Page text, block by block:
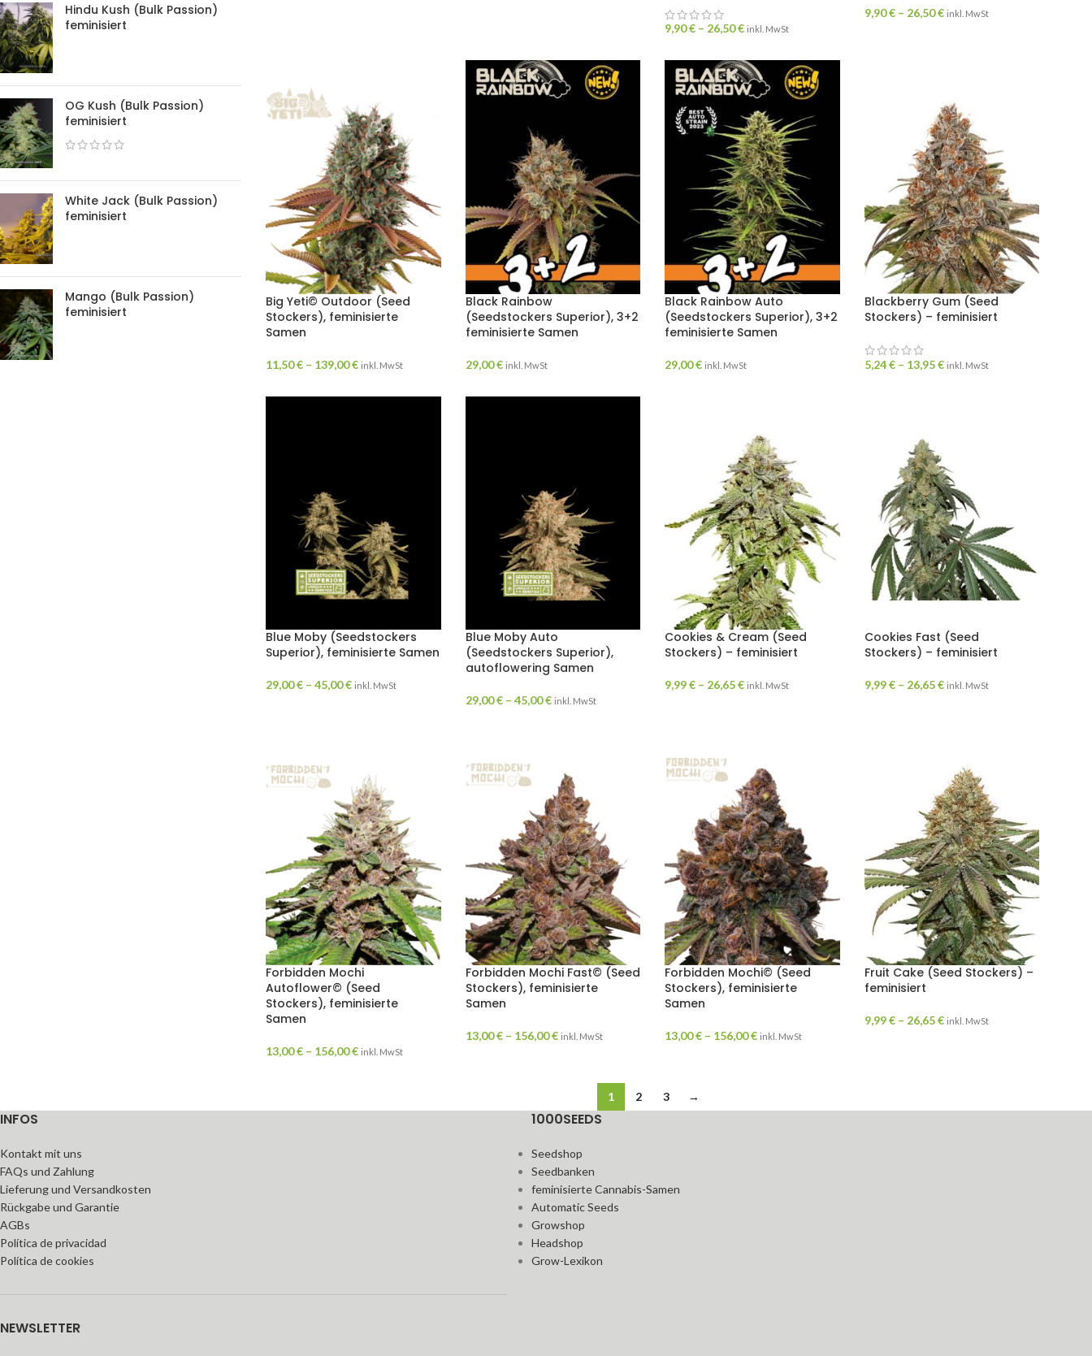
Hindu Kush (Bulk Passion)
feminisiert
OG Kush (Bulk Passion)
feminisiert
White Jack (Bulk Passion)
feminisiert
Mango (Bulk Passion)
feminisiert
9,90€ – 26,50€ inkl. MwSt
9,90€ – 26,50€ inkl. MwSt
Big Yeti© Outdoor (Seed
Stockers), feminisierte
Samen
11,50€ – 139,00€ inkl. MwSt
Black Rainbow
(Seedstockers Superior), 3+2
feminisierte Samen
29,00€ inkl. MwSt
Black Rainbow Auto
(Seedstockers Superior), 3+2
feminisierte Samen
29,00€ inkl. MwSt
Blackberry Gum (Seed
Stockers) – feminisiert
5,24€ – 13,95€ inkl. MwSt
Blue Moby (Seedstockers
Superior), feminisierte Samen
29,00€ –45,00€ inkl. MwSt
Blue Moby Auto
(Seedstockers Superior),
autoflowering Samen
29,00€ – 45,00€ inkl. MwSt
Cookies & Cream (Seed
Stockers) – feminisiert
9,99€ – 26,65€ inkl. MwSt
Cookies Fast (Seed
Stockers) – feminisiert
9,99€ – 26,65€ inkl. MwSt
Forbidden Mochi
Autoflower© (Seed
Stockers), feminisierte
Samen
13,00€ – 156,00€ inkl. MwSt
Forbidden Mochi Fast© (Seed
Stockers), feminisierte
Samen
13,00€ – 156,00€ inkl. MwSt
Forbidden Mochi© (Seed
Stockers), feminisierte
Samen
13,00€ – 156,00€ inkl. MwSt
Fruit Cake (Seed Stockers) –
feminisiert
9,99€ – 26,65€ inkl. MwSt
1 2 3 →
INFOS
Kontakt mit uns
FAQs und Zahlung
Lieferung und Versandkosten
Rückgabe und Garantie
AGBs
Política de privacidad
Política de cookies
NEWSLETTER
1000SEEDS
Seedshop
Seedbanken
feminisierte Cannabis-Samen
Automatic Seeds
Growshop
Headshop
Grow-Lexikon